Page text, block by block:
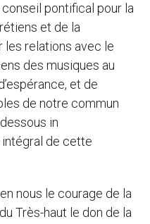
pontifical pour la
et de la
les relations avec le
des musiques au
et de
de notre commun
in
de cette
nous le courage de la
Très-haut le don de la